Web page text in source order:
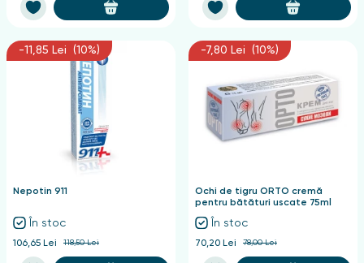
-11,85 Lei (10%)
Nepotin 911
În stoc
106,65 Lei 118,50 Lei
-7,80 Lei (10%)
Ochi de tigru ORTO cremă
pentru bătături uscate 75ml
În stoc
70,20 Lei 78,00 Lei